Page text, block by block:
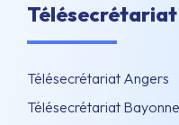
Télésecrétariat
Télésecrétariat Angers
Télésecrétariat Bayonne